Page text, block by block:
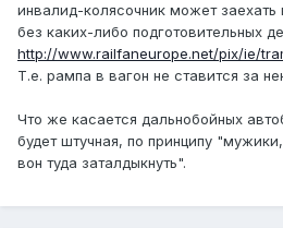
инвалид-колясочник может заехать
без каких-либо подготовительных
http://www.railfaneurope.net/pix/ie/
Т.е. рампа в вагон не ставится за
Что же касается дальнобойных
будет штучная, по принципу
вон туда заталдыкнуть".